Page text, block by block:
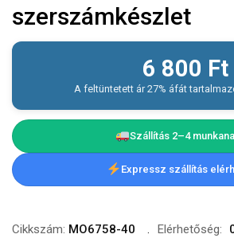
szerszámkészlet
6 800 Ft
A feltüntetett ár 27% áfát
Szállítás 2–4
Expressz szállítás
Cikkszám: MO6758-40 Elérhetőség: